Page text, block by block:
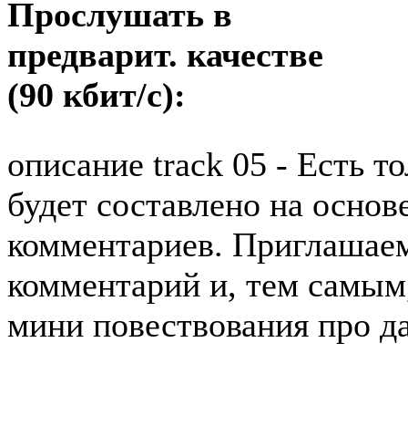
Прослушать в
предварит. качестве
(90 кбит/с):
описание track 05 - Есть
будет составлено на
комментариев.
комментарий и, тем
мини повествования про